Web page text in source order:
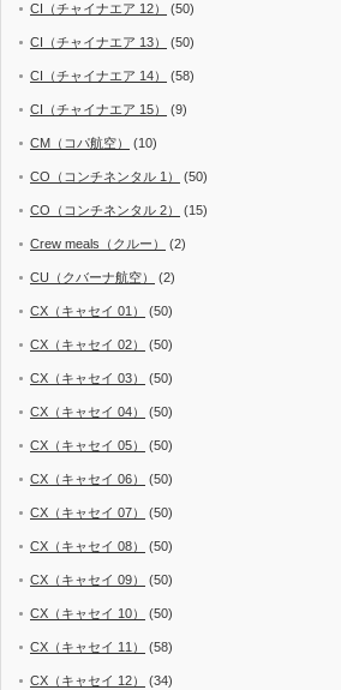
CI（チャイナエア 12） (50)
CI（チャイナエア 13） (50)
CI（チャイナエア 14） (58)
CI（チャイナエア 15） (9)
CM（コパ航空） (10)
CO（コンチネンタル 1） (50)
CO（コンチネンタル 2） (15)
Crew meals（クルー） (2)
CU（クバーナ航空） (2)
CX（キャセイ 01） (50)
CX（キャセイ 02） (50)
CX（キャセイ 03） (50)
CX（キャセイ 04） (50)
CX（キャセイ 05） (50)
CX（キャセイ 06） (50)
CX（キャセイ 07） (50)
CX（キャセイ 08） (50)
CX（キャセイ 09） (50)
CX（キャセイ 10） (50)
CX（キャセイ 11） (58)
CX（キャセイ 12） (34)